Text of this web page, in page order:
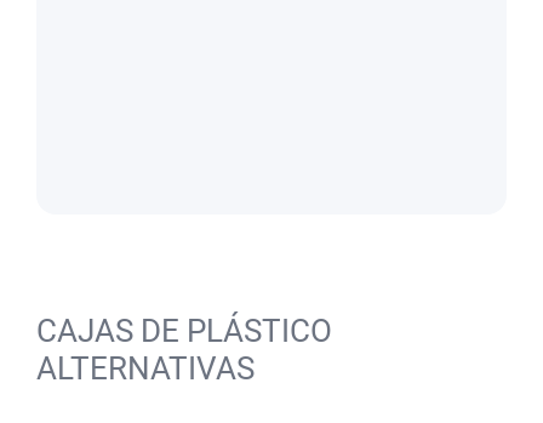
CAJAS DE PLÁSTICO
ALTERNATIVAS